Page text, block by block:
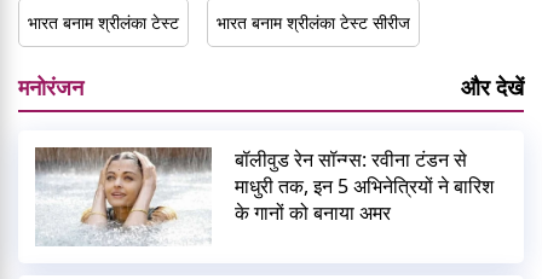
भारत बनाम श्रीलंका टेस्ट भारत बनाम श्रीलंका टेस्ट सीरीज
मनोरंजन और देखें
बॉलीवुड रेन सॉन्ग्स: रवीना टंडन से
माधुरी तक, इन 5 अभिनेत्रियों ने बारिश
के गानों को बनाया अमर